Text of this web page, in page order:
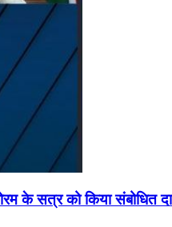
के सत्र को किया संबोधित